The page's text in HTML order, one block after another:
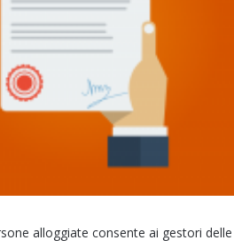
alloggiate consente ai gestori